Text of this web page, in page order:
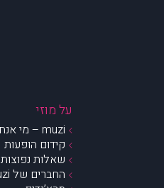
על מוזי
muzi – מי אנחנו?
קידום הופעות
שאלות נפוצות
החברים של muzi